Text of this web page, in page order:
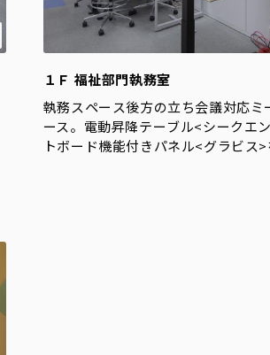
１Ｆ 福祉部門執務室
執務スペース後方の立ち会議対応ミ
ース。電動昇降テーブル<シークエ
トボード機能付きパネル<グラビス>